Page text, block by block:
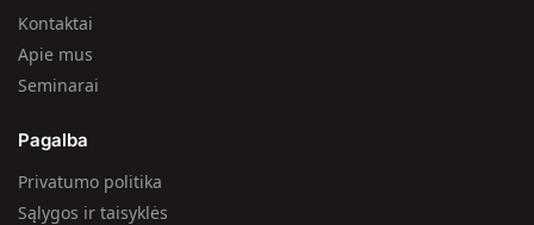
Kontaktai
Apie mus
Seminarai
Pagalba
Privatumo politika
Sąlygos ir taisyklės